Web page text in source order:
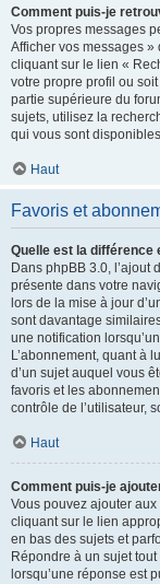
Comment puis-je
Vos propres messages
Afficher vos messages »
cliquant sur le lien «
votre propre profil ou
partie supérieure du
sujets, utilisez la
qui vous sont
Haut
Favoris et
Quelle est la différence
Dans phpBB 3.0, l’ajout
présente dans votre
lors de la mise à jour
sont davantage
une notification
L’abonnement, quant à
d’un sujet auquel vous
favoris et les
contrôle de l’utilisateur,
Haut
Comment puis-je
Vous pouvez ajouter
cliquant sur le lien
en bas des sujets et
Répondre à un sujet
lorsqu’une réponse est